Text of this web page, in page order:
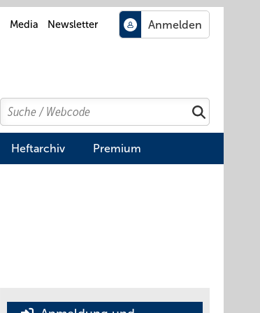
Media Newsletter
Search
Suchen
Heftarchiv Premium